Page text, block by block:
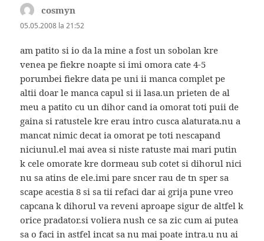
cosmyn
05.05.2008 la 21:52
am patito si io da la mine a fost un sobolan kre
venea pe fiekre noapte si imi omora cate 4-5
porumbei fiekre data pe uni ii manca complet pe
altii doar le manca capul si ii lasa.un prieten de al
meu a patito cu un dihor cand ia omorat toti puii de
gaina si ratustele kre erau intro cusca alaturata.nu a
mancat nimic decat ia omorat pe toti nescapand
niciunul.el mai avea si niste ratuste mai mari putin
k cele omorate kre dormeau sub cotet si dihorul nici
nu sa atins de ele.imi pare sncer rau de tn sper sa
scape acestia 8 si sa tii refaci dar ai grija pune vreo
capcana k dihorul va reveni aproape sigur de altfel k
orice pradator.si voliera nush ce sa zic cum ai putea
sa o faci in astfel incat sa nu mai poate intra.u nu ai